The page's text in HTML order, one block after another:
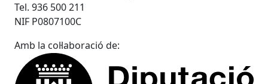
Tel. 936 500 211
NIF P0807100C
Amb la col·laboració de: